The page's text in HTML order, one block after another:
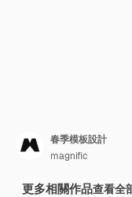
春季模板設計
magnific
更多相關作品查看全